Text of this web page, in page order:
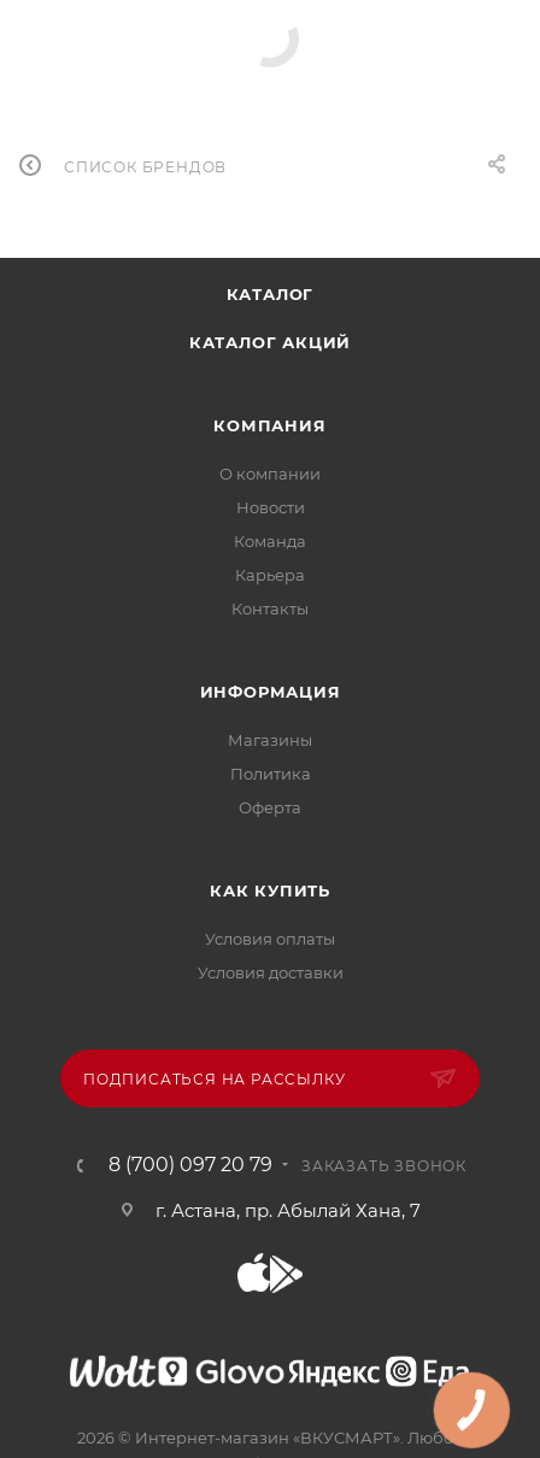
СПИСОК БРЕНДОВ
КАТАЛОГ
КАТАЛОГ АКЦИЙ
КОМПАНИЯ
О компании
Новости
Команда
Карьера
Контакты
ИНФОРМАЦИЯ
Магазины
Политика
Офертa
КАК КУПИТЬ
Условия оплаты
Условия доставки
ПОДПИСАТЬСЯ НА РАССЫЛКУ
8 (700) 097 20 79 ЗАКАЗАТЬ ЗВОНОК
г. Астана, пр. Абылай Хана, 7
2026 © Интернет-магазин «ВКУСМАРТ». Любое